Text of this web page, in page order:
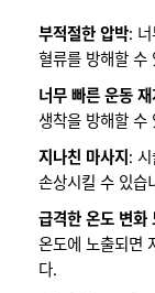
부적절한 압박: 너
혈류를 방해할 수
너무 빠른 운동 재
생착을 방해할 수
지나친 마사지:
손상시킬 수 있습
급격한 온도 변화
온도에 노출되면
다.